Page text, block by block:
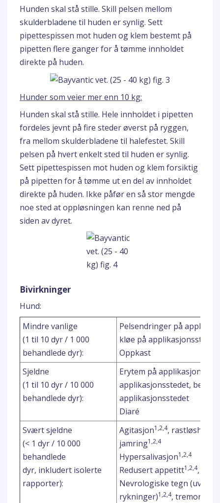
Hunden skal stå stille. Skill pelsen mellom
skulderbladene til huden er synlig. Sett
pipettespissen mot huden og klem bestemt på
pipetten flere ganger for å tømme innholdet
direkte på huden.
Hunder som veier mer enn 10 kg:
Hunden skal stå stille. Hele innholdet i pipetten
fordeles jevnt på fire steder øverst på ryggen,
fra mellom skulderbladene til halefestet. Skill
pelsen på hvert enkelt sted til huden er synlig.
Sett pipettespissen mot huden og klem forsiktig
på pipetten for å tømme ut en del av innholdet
direkte på huden. Ikke påfør en så stor mengde
noe sted at oppløsningen kan renne ned på
siden av dyret.
Bivirkninger
Hund:
Mindre vanlige
(1 til 10 dyr / 1 000
behandlede dyr):
Pelsendringer på
kløe på applikasjonsstedet
Oppkast
Sjeldne
(1 til 10 dyr / 10 000
behandlede dyr):
Erytem på
applikasjonsstedet,
applikasjonsstedet
Diaré
Svært sjeldne
(< 1 dyr / 10 000
behandlede
dyr, inkludert isolerte
rapporter):
Agitasjon1,2,4, rastløshet
jamring1,2,4
Hypersalivasjon1,2,4
Redusert appetitt1,2,4,
Nevrologiske tegn
rykninger)1,2,4, tremor